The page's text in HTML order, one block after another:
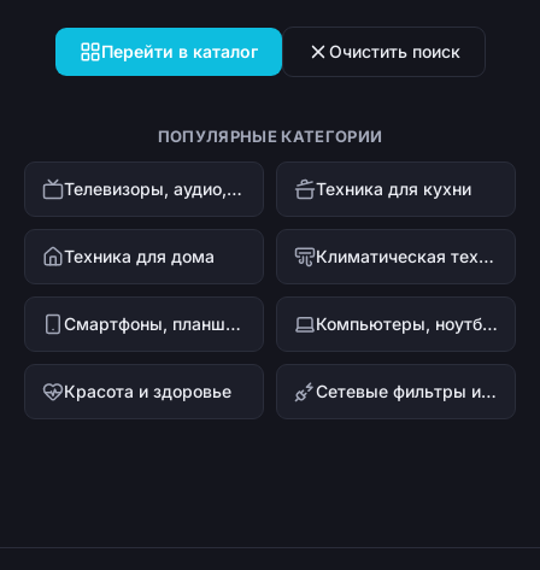
Перейти в каталог Очистить поиск
ПОПУЛЯРНЫЕ КАТЕГОРИИ
Телевизоры, аудио, видео Техника для кухни
Техника для дома Климатическая техника
Смартфоны, планшеты, гаджеты Компьютеры, ноутбуки и офисная техника
Красота и здоровье Сетевые фильтры и стабилизаторы напряжения